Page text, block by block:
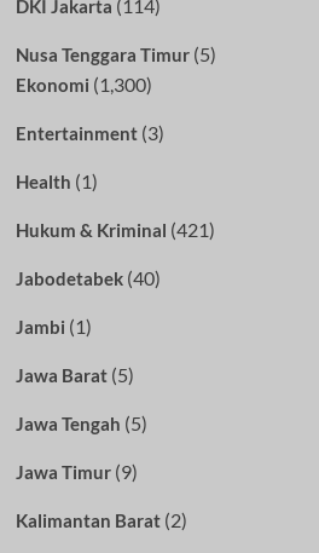
DKI Jakarta (114)
Nusa Tenggara Timur(5)
Ekonomi (1,300)
Entertainment(3)
Health (1)
Hukum & Kriminal (421)
Jabodetabek(40)
Jambi (1)
Jawa Barat(5)
Jawa Tengah (5)
Jawa Timur(9)
Kalimantan Barat(2)